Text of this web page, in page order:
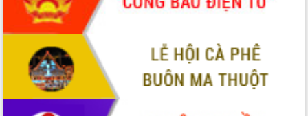
món ăn từ sầu riêng
Đắk Lắk công bố Quy hoạch và xúc
tiến đầu tư tỉnh
Ngành cá ngừ Đắk Lắk chủ động thích
ứng để giữ vững thị trường xuất khẩu
Diễn đàn Kinh tế tư nhân Việt Nam đột
phá cơ chế - Hợp tác công tư
Đề án 06 tạo bước ngoặt đột phá trong